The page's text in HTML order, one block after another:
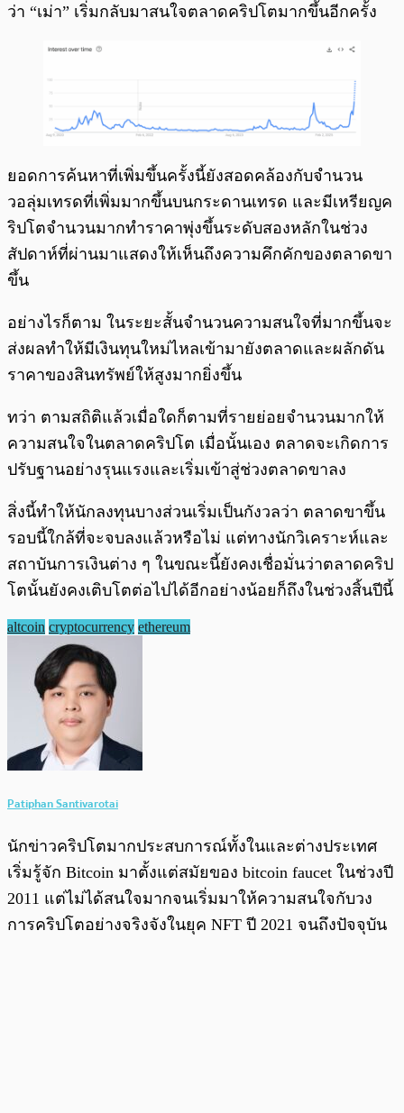
ว่า “เม่า” เริ่มกลับมาสนใจตลาดคริปโตมากขึ้นอีกครั้ง
ยอดการค้นหาที่เพิ่มขึ้นครั้งนี้ยังสอดคล้องกับจำนวน
วอลุ่มเทรดที่เพิ่มมากขึ้นบนกระดานเทรด และมีเหรียญค
ริปโตจำนวนมากทำราคาพุ่งขึ้นระดับสองหลักในช่วง
สัปดาห์ที่ผ่านมาแสดงให้เห็นถึงความคึกคักของตลาดขา
ขึ้น
อย่างไรก็ตาม ในระยะสั้นจำนวนความสนใจที่มากขึ้นจะ
ส่งผลทำให้มีเงินทุนใหม่ไหลเข้ามายังตลาดและผลักดัน
ราคาของสินทรัพย์ให้สูงมากยิ่งขึ้น
ทว่า ตามสถิติแล้วเมื่อใดก็ตามที่รายย่อยจำนวนมากให้
ความสนใจในตลาดคริปโต เมื่อนั้นเอง ตลาดจะเกิดการ
ปรับฐานอย่างรุนแรงและเริ่มเข้าสู่ช่วงตลาดขาลง
สิ่งนี้ทำให้นักลงทุนบางส่วนเริ่มเป็นกังวลว่า ตลาดขาขึ้น
รอบนี้ใกล้ที่จะจบลงแล้วหรือไม่ แต่ทางนักวิเคราะห์และ
สถาบันการเงินต่าง ๆ ในขณะนี้ยังคงเชื่อมั่นว่าตลาดคริป
โตนั้นยังคงเติบโตต่อไปได้อีกอย่างน้อยก็ถึงในช่วงสิ้นปีนี้
altcoin cryptocurrency ethereum
Patiphan Santivarotai
นักข่าวคริปโตมากประสบการณ์ทั้งในและต่างประเทศ
เริ่มรู้จัก Bitcoin มาตั้งแต่สมัยของ bitcoin faucet ในช่วงปี
2011 แต่ไม่ได้สนใจมากจนเริ่มมาให้ความสนใจกับวง
การคริปโตอย่างจริงจังในยุค NFT ปี 2021 จนถึงปัจจุบัน